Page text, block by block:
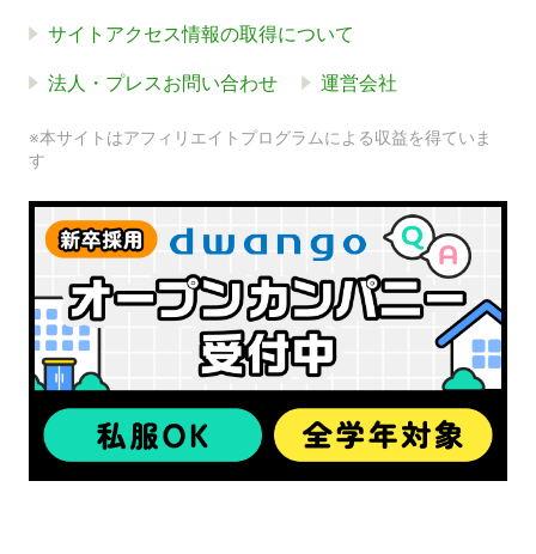
サイトアクセス情報の取得について
法人・プレスお問い合わせ 運営会社
※本サイトはアフィリエイトプログラムによる収益を得ていま
す